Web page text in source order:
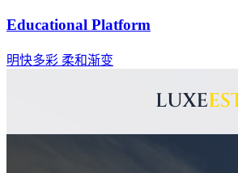
Educational Platform
明快多彩 柔和渐变